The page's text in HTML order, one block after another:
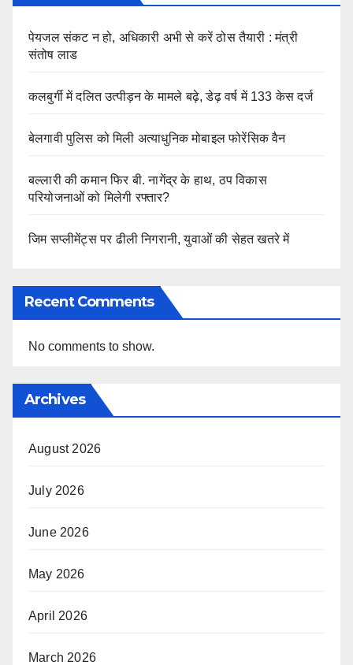
पेयजल संकट न हो, अधिकारी अभी से करें ठोस तैयारी : मंत्री
संतोष लाड
कलबुर्गी में दलित उत्पीड़न के मामले बढ़े, डेढ़ वर्ष में 133 केस दर्ज
बेलगावी पुलिस को मिली अत्याधुनिक मोबाइल फोरेंसिक वैन
बल्लारी की कमान फिर बी. नागेंद्र के हाथ, ठप विकास
परियोजनाओं को मिलेगी रफ्तार?
जिम सप्लीमेंट्स पर ढीली निगरानी, युवाओं की सेहत खतरे में
Recent Comments
No comments to show.
Archives
August 2026
July 2026
June 2026
May 2026
April 2026
March 2026